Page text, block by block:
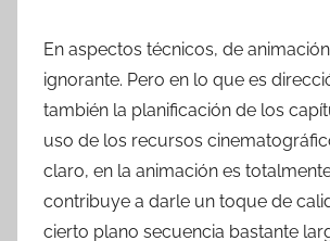
En aspectos técnicos, de
ignorante. Pero en lo que es
también la planificación de los
uso de los recursos
claro, en la animación es
contribuye a darle un toque de
cierto plano secuencia bastante